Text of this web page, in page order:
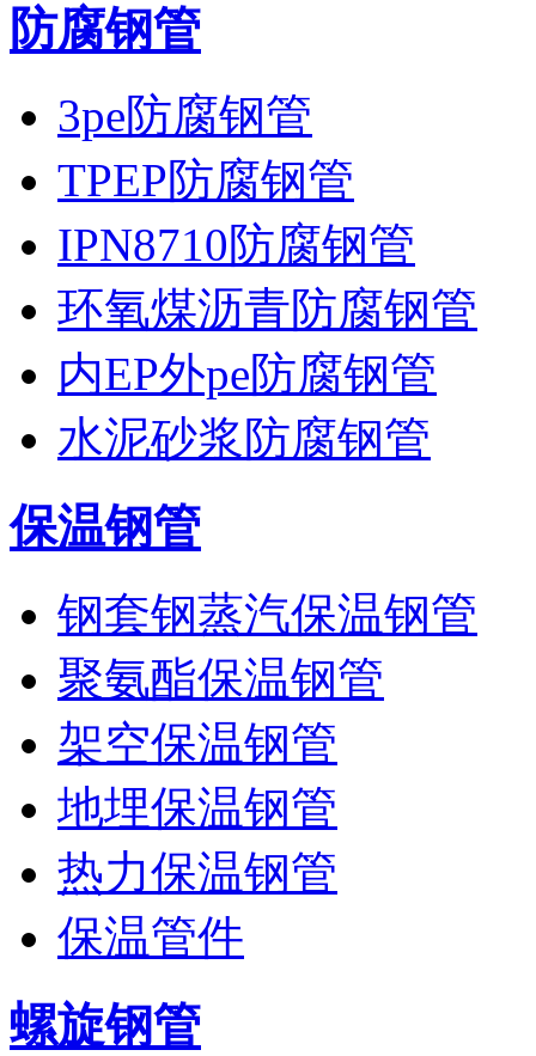
防腐钢管
3pe防腐钢管
TPEP防腐钢管
IPN8710防腐钢管
环氧煤沥青防腐钢管
内EP外pe防腐钢管
水泥砂浆防腐钢管
保温钢管
钢套钢蒸汽保温钢管
聚氨酯保温钢管
架空保温钢管
地埋保温钢管
热力保温钢管
保温管件
螺旋钢管